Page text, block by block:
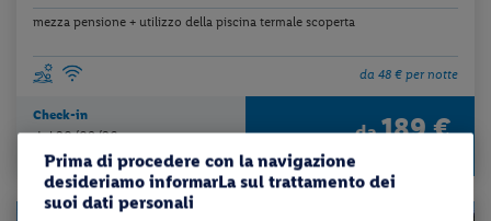
mezza pensione + utilizzo della piscina termale scoperta
da 48 € per notte
Check-in
dal 20/09/26
al 25/10/26
da189 €
Prima di procedere con la navigazione
desideriamo informarLa sul trattamento dei
suoi dati personali